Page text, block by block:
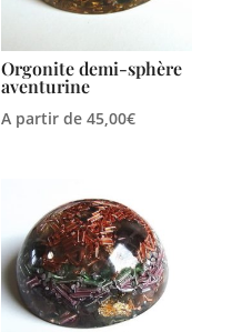
Orgonite demi-sphère
aventurine
A partir de45,00€